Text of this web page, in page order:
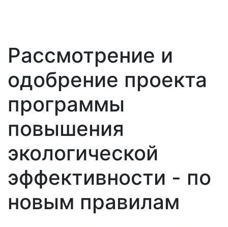
Рассмотрение и
одобрение проекта
программы
повышения
экологической
эффективности - по
новым правилам